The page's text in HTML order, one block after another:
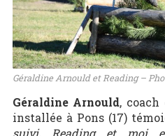
Géraldine Arnould et Reading –
Géraldine Arnould,
installée à Pons (17)
suivi, Reading et moi